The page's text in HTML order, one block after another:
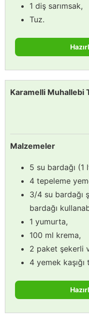
1 diş sarımsak,
Tuz.
Karamelli Muhallebi
Malzemeler
5 su bardağı (1
4 tepeleme
3/4 su bardağı
bardağı
1 yumurta,
100 ml krema,
2 paket şekerli
4 yemek kaşığı